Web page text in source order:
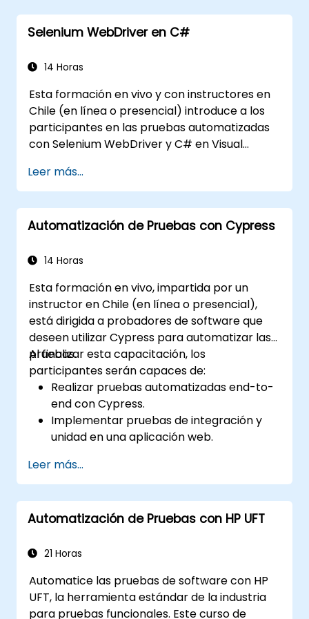
Buscar objetos web de manera
programática.
controles web.
basadas en datos.
Distribuir las pruebas con Selenium Grid.
Selenium WebDriver en C#
14 Horas
Esta formación en vivo y con instructores en
Chile (en línea o presencial) introduce a los
participantes en las pruebas automatizadas
con Selenium WebDriver y C# en Visual
programación con C# o deseas repasarla, te
invitamos a consultar el curso: C# para
Ingenieros de Pruebas Automatizadas.
Leer más...
Automatización de Pruebas con Cypress
14 Horas
Esta formación en vivo, impartida por un
instructor en Chile (en línea o presencial),
está dirigida a probadores de software que
deseen utilizar Cypress para automatizar las
pruebas.
Al finalizar esta capacitación, los
participantes serán capaces de:
Realizar pruebas automatizadas end-to-
end con Cypress.
Implementar pruebas de integración y
unidad en una aplicación web.
Selenium.
Leer más...
Automatización de Pruebas con HP UFT
21 Horas
Automatice las pruebas de software con HP
UFT, la herramienta estándar de la industria
para pruebas funcionales. Este curso de